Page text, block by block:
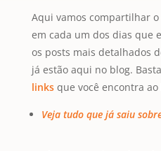
Aqui vamos compartilhar
em cada um dos dias que
os posts mais detalhados
já estão aqui no blog.
linksque você encontra ao
Veja tudo que já saiu